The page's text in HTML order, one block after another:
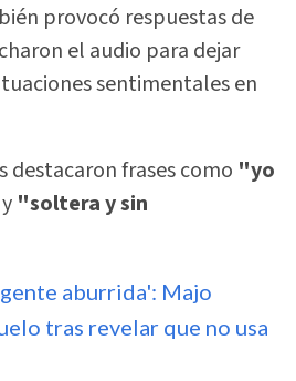
provocó respuestas de
el audio para dejar
sentimentales en
destacaron frases como "yo
y "soltera y sin
aburrida': Majo
tras revelar que no usa